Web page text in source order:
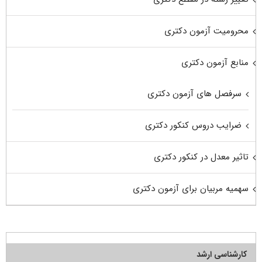
محرومیت آزمون دکتری
منابع آزمون دکتری
سرفصل های آزمون دکتری
ضرایب دروس کنکور دکتری
تاثیر معدل در کنکور دکتری
سهمیه مربیان برای آزمون دکتری
کارشناسی ارشد